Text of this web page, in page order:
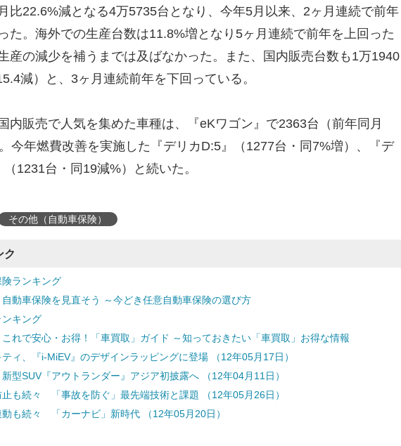
比22.6%減となる4万5735台となり、今年5月以来、2ヶ月連続で前年
た。海外での生産台数は11.8%増となり5ヶ月連続で前年を上回った
産の減少を補うまでは及ばなかった。また、国内販売台数も1万1940
減）と、3ヶ月連続前年を下回っている。
内販売で人気を集めた車種は、『eKワゴン』で2363台（前年同月
今年燃費改善を実施した『デリカD:5』（1277台・同7%増）、『デ
（1231台・同19減%）と続いた。
その他（自動車保険）
ク
険ランキング
自動車保険を見直そう ～今どき任意自動車保険の選び方
キング
これで安心・お得！「車買取」ガイド ～知っておきたい「車買取」お得な情報
ィ、『i-MiEV』のデザインラッピングに登場 （12年05月17日）
型SUV『アウトランダー』アジア初披露へ （12年04月11日）
止も続々 「事故を防ぐ」最先端技術と課題 （12年05月26日）
動も続々 「カーナビ」新時代 （12年05月20日）